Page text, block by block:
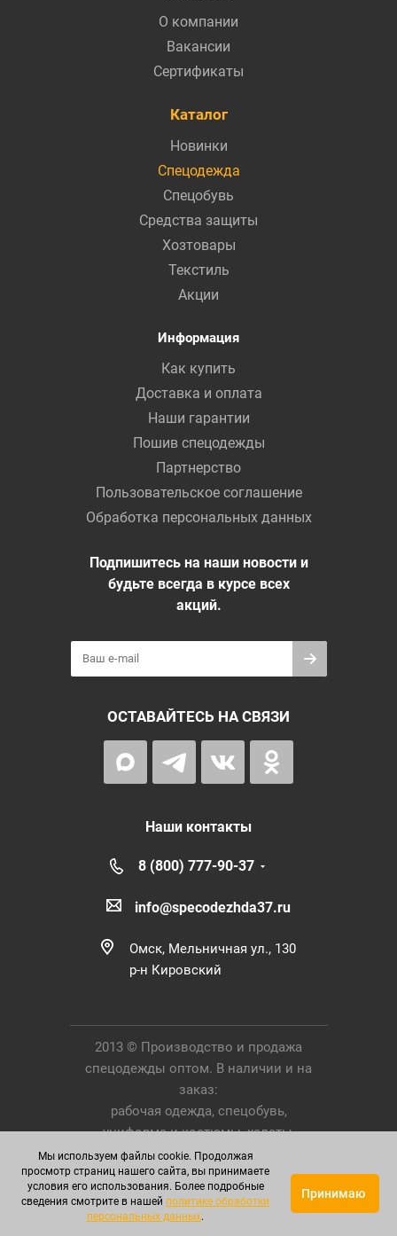
О компании
Вакансии
Сертификаты
Каталог
Новинки
Спецодежда
Спецобувь
Средства защиты
Хозтовары
Текстиль
Акции
Информация
Как купить
Доставка и оплата
Наши гарантии
Пошив спецодежды
Партнерство
Пользовательское соглашение
Обработка персональных данных
Подпишитесь на наши новости и
будьте всегда в курсе всех
акций.
ОСТАВАЙТЕСЬ НА СВЯЗИ
Наши контакты
8 (800) 777-90-37
info@specodezhda37.ru
Омск, Мельничная ул., 130
р-н Кировский
2013 © Производство и продажа
спецодежды оптом. В наличии и на
заказ:
рабочая одежда, спецобувь,
униформа и костюмы, халаты,
Средства Индивидуальной Защиты.
Мы используем файлы cookie. Продолжая
просмотр страниц нашего сайта, вы принимаете
условия его использования. Более подробные
сведения смотрите в нашей политике обработки
персональных данных.
Принимаю